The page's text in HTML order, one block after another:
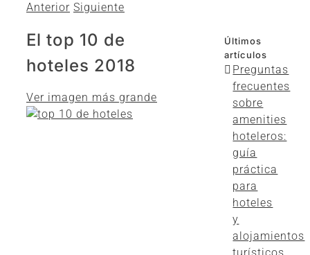
Anterior Siguiente
El top 10 de
hoteles 2018
Ver imagen más grande
Últimos
artículos
Preguntas
frecuentes
sobre
amenities
hoteleros:
guía
práctica
para
hoteles
y
alojamientos